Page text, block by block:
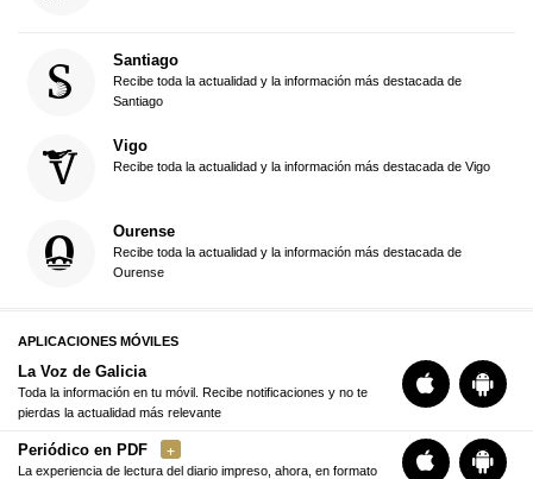
Santiago
Recibe toda la actualidad y la información más destacada de
Santiago
Vigo
Recibe toda la actualidad y la información más destacada de Vigo
Ourense
Recibe toda la actualidad y la información más destacada de
Ourense
APLICACIONES MÓVILES
La Voz de Galicia
Toda la información en tu móvil. Recibe notificaciones y no te
pierdas la actualidad más relevante
Periódico en PDF
La experiencia de lectura del diario impreso, ahora, en formato